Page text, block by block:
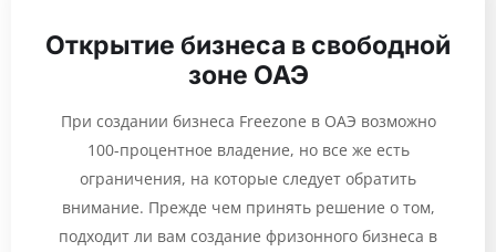
Открытие бизнеса в свободной
зоне ОАЭ
При создании бизнеса Freezone в ОАЭ возможно
100-процентное владение, но все же есть
ограничения, на которые следует обратить
внимание. Прежде чем принять решение о том,
подходит ли вам создание фризонного бизнеса в